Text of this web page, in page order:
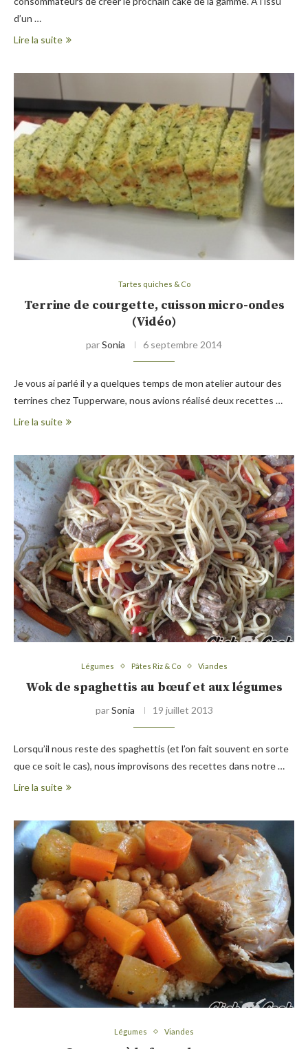
d’un …
Lire la suite
Tartes quiches & Co
Terrine de courgette, cuisson micro-ondes
(Vidéo)
parSonia 6 septembre 2014
Je vous ai parlé il y a quelques temps de mon atelier autour des
terrines chez Tupperware, nous avions réalisé deux recettes …
Lire la suite
Légumes Pâtes Riz & Co Viandes
Wok de spaghettis au bœuf et aux légumes
parSonia 19 juillet 2013
Lorsqu’il nous reste des spaghettis (et l’on fait souvent en sorte
que ce soit le cas), nous improvisons des recettes dans notre …
Lire la suite
Légumes Viandes